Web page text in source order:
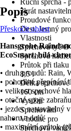
Ruční sprcha -
3krát
Proudové
Dest, Jemný
Vlastnosti
Sprchová tyč Ø
Sprchová
Průtok při tlaku
8,5 l
Délka sprchové
160 cm
Využití
Sprchování
Vhodné pro
Sprchová
Popis
Přeskočit oblast
Hansgrohe
EcoSmart, bílá-
• druh proudů: Rain,
• pohodlné přepínání
• velikost sprchové
• otočné spoje
• jezdec nastavitelný
nahoru a dolů
• maximální průtok